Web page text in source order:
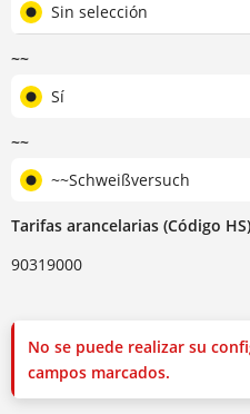
Sin selección
~~
Sí
~~
~~Schweißversuch
Tarifas arancelarias (Código HS)
90319000
No se puede realizar su
campos marcados.